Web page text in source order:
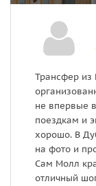
Трансфер из
не впервые
поездкам и
хорошо. В
на фото и
Сам Молл
отличный